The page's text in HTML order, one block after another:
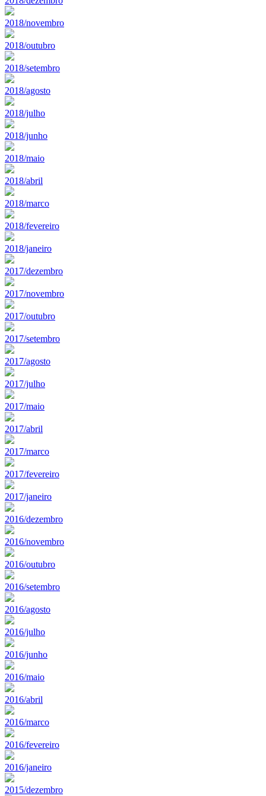
2018/novembro
2018/outubro
2018/setembro
2018/agosto
2018/julho
2018/junho
2018/maio
2018/abril
2018/marco
2018/fevereiro
2018/janeiro
2017/dezembro
2017/novembro
2017/outubro
2017/setembro
2017/agosto
2017/julho
2017/maio
2017/abril
2017/marco
2017/fevereiro
2017/janeiro
2016/dezembro
2016/novembro
2016/outubro
2016/setembro
2016/agosto
2016/julho
2016/junho
2016/maio
2016/abril
2016/marco
2016/fevereiro
2016/janeiro
2015/dezembro